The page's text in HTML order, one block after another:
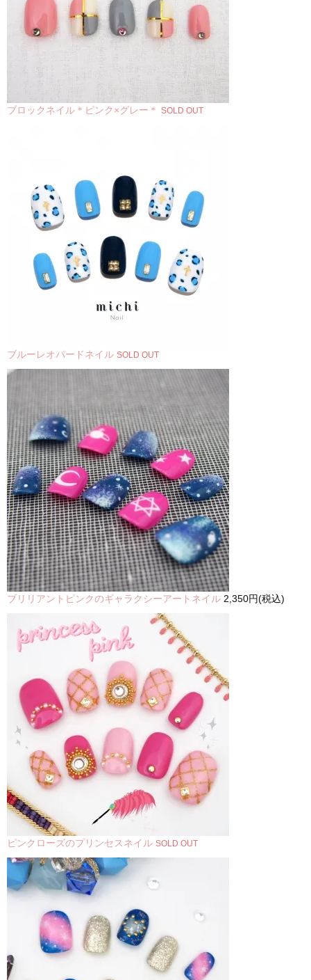
ブロックネイル＊ピンク×グレー＊ SOLD OUT
ブルーレオパードネイル SOLD OUT
ブリリアントピンクのギャラクシーアートネイル 2,350円(税込)
ピンクローズのプリンセスネイル SOLD OUT